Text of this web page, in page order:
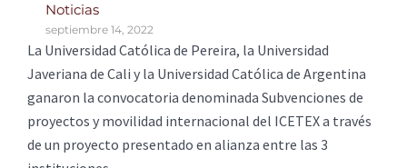
Noticias
septiembre 14, 2022
La Universidad Católica de Pereira, la Universidad
Javeriana de Cali y la Universidad Católica de Argentina
ganaron la convocatoria denominada Subvenciones de
proyectos y movilidad internacional del ICETEX a través
de un proyecto presentado en alianza entre las 3